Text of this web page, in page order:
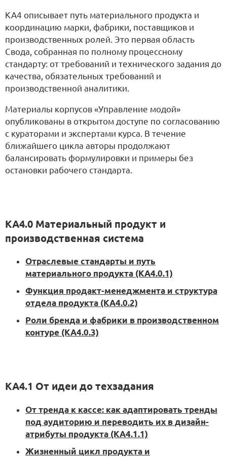
KA4 описывает путь материального продукта и
координацию марки, фабрики, поставщиков и
производственных ролей. Это первая область
Свода, собранная по полному процессному
стандарту: от требований и технического задания до
качества, обязательных требований и
производственной аналитики.
Материалы корпусов «Управление модой»
опубликованы в открытом доступе по согласованию
с кураторами и экспертами курса. В течение
ближайшего цикла авторы продолжают
балансировать формулировки и примеры без
остановки рабочего стандарта.
KA4.0 Материальный продукт и
производственная система
Отраслевые стандарты и путь
материального продукта (KA4.0.1)
Функция продакт-менеджмента и структура
отдела продукта (KA4.0.2)
Роли бренда и фабрики в производственном
контуре (KA4.0.3)
KA4.1 От идеи до техзадания
От тренда к кассе: как адаптировать тренды
под аудиторию и переводить их в дизайн-
атрибуты продукта (KA4.1.1)
Жизненный цикл продукта и